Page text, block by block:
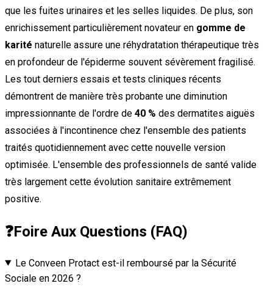
que les fuites urinaires et les selles liquides. De plus, son
enrichissement particulièrement novateur en gomme de
karité naturelle assure une réhydratation thérapeutique très
en profondeur de l'épiderme souvent sévèrement fragilisé.
Les tout derniers essais et tests cliniques récents
démontrent de manière très probante une diminution
impressionnante de l'ordre de 40 % des dermatites aiguës
associées à l'incontinence chez l'ensemble des patients
traités quotidiennement avec cette nouvelle version
optimisée. L'ensemble des professionnels de santé valide
très largement cette évolution sanitaire extrêmement
positive.
❓Foire Aux Questions (FAQ)
Le Conveen Protact est-il remboursé par la Sécurité
Sociale en 2026 ?